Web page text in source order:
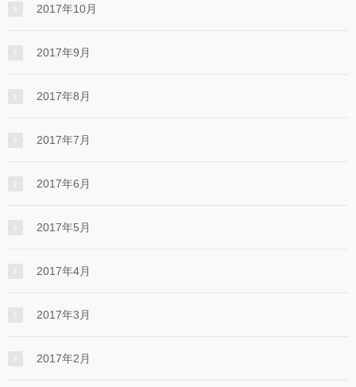
2017年10月
2017年9月
2017年8月
2017年7月
2017年6月
2017年5月
2017年4月
2017年3月
2017年2月